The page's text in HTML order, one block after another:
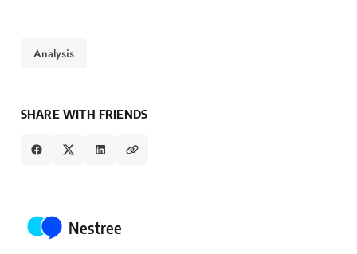
Analysis
SHARE WITH FRIENDS
Posted by
Nestree